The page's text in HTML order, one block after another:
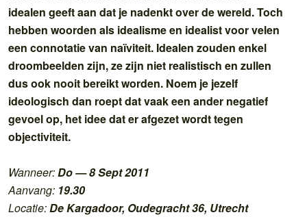
idealen geeft aan dat je nadenkt over de wereld. Toch
hebben woorden als idealisme en idealist voor velen
een connotatie van naïviteit. Idealen zouden enkel
droombeelden zijn, ze zijn niet realistisch en zullen
dus ook nooit bereikt worden. Noem je jezelf
ideologisch dan roept dat vaak een ander negatief
gevoel op, het idee dat er afgezet wordt tegen
objectiviteit.
Wanneer:Do — 8 Sept 2011
Aanvang: 19.30
Locatie:De Kargadoor, Oudegracht 36, Utrecht